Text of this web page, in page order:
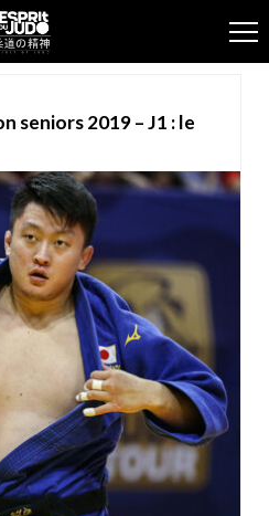
seniors 2019 – J1 : le